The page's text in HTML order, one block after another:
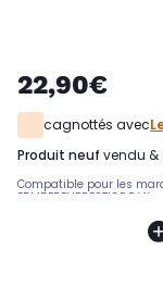
22,90€
cagnottés avec
produit neuf vendu &
Compatible pour les
EDM5EDENPRESTIGE
MASSANT CHAUFFANT